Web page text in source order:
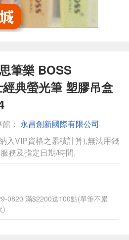
筆樂 BOSS
典螢光筆 塑膠吊盒
： 永昌創新國際有限公司
入VIP資格之累積計算),無法用錢
務及指定日期/時間.
0820 滿$2200送100點(單筆不累
)